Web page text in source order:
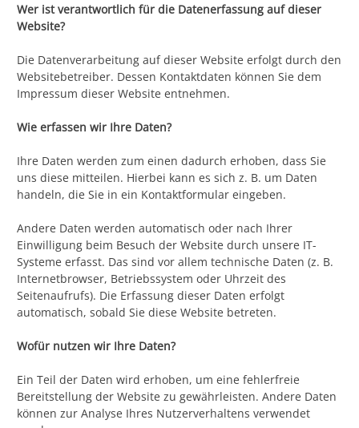
Wer ist verantwortlich für die Datenerfassung auf dieser
Website?
Die Datenverarbeitung auf dieser Website erfolgt durch den
Websitebetreiber. Dessen Kontaktdaten können Sie dem
Impressum dieser Website entnehmen.
Wie erfassen wir Ihre Daten?
Ihre Daten werden zum einen dadurch erhoben, dass Sie
uns diese mitteilen. Hierbei kann es sich z. B. um Daten
handeln, die Sie in ein Kontaktformular eingeben.
Andere Daten werden automatisch oder nach Ihrer
Einwilligung beim Besuch der Website durch unsere IT-
Systeme erfasst. Das sind vor allem technische Daten (z. B.
Internetbrowser, Betriebssystem oder Uhrzeit des
Seitenaufrufs). Die Erfassung dieser Daten erfolgt
automatisch, sobald Sie diese Website betreten.
Wofür nutzen wir Ihre Daten?
Ein Teil der Daten wird erhoben, um eine fehlerfreie
Bereitstellung der Website zu gewährleisten. Andere Daten
können zur Analyse Ihres Nutzerverhaltens verwendet